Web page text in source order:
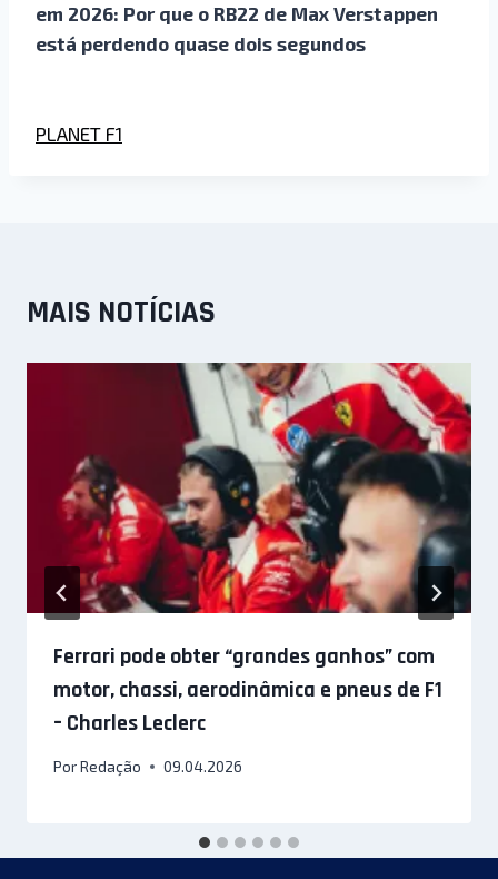
em 2026: Por que o RB22 de Max Verstappen
está perdendo quase dois segundos
PLANET F1
MAIS NOTÍCIAS
Ferrari pode obter “grandes ganhos” com
motor, chassi, aerodinâmica e pneus de F1
– Charles Leclerc
PorRedação 09.04.2026